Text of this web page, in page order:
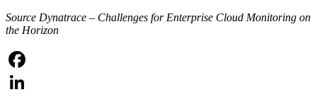
Source Dynatrace – Challenges for Enterprise Cloud Monitoring on
the Horizon
Facebook